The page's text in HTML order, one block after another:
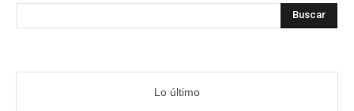
Buscar
Lo último